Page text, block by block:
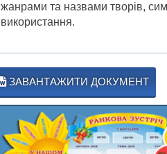
жанрами та назвами творів,
використання.
ЗАВАНТАЖИТИ ДОКУМЕНТ